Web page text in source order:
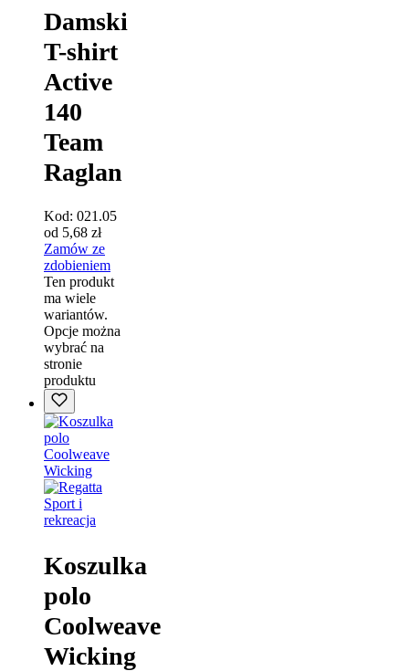
Damski
T-shirt
Active
140
Team
Raglan
Kod: 021.05
od 5,68 zł
Zamów ze
zdobieniem
Ten produkt
ma wiele
wariantów.
Opcje można
wybrać na
stronie
produktu
Sport i
rekreacja
Koszulka
polo
Coolweave
Wicking